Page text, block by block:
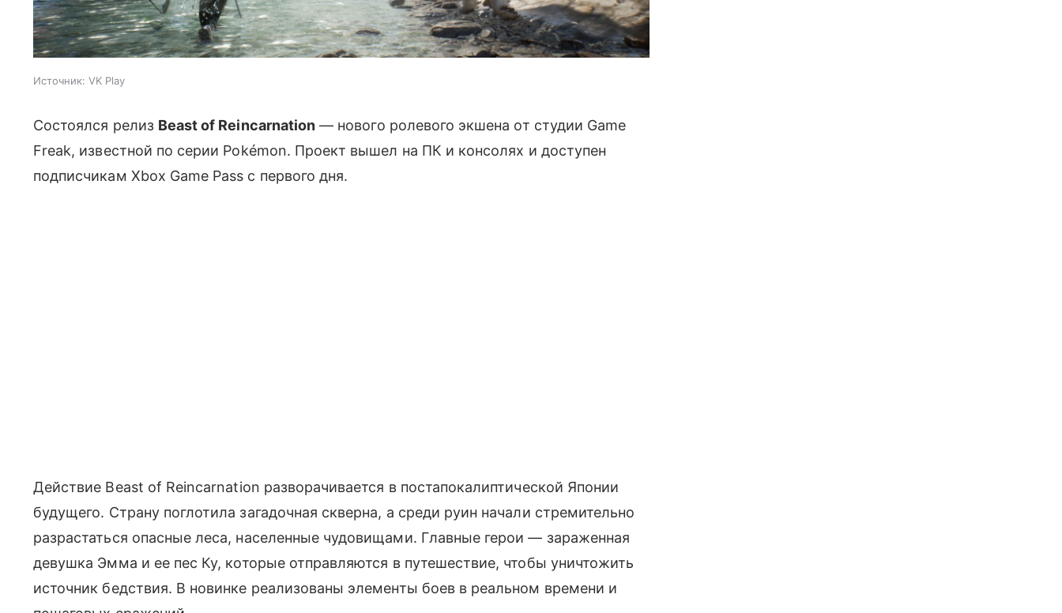
Источник: VK Play
Состоялся релиз Beast of Reincarnation — нового ролевого экшена от студии Game
Freak, известной по серии Pokémon. Проект вышел на ПК и консолях и доступен
подписчикам Xbox Game Pass с первого дня.
Действие Beast of Reincarnation разворачивается в постапокалиптической Японии
будущего. Страну поглотила загадочная скверна, а среди руин начали стремительно
разрастаться опасные леса, населенные чудовищами. Главные герои — зараженная
девушка Эмма и ее пес Ку, которые отправляются в путешествие, чтобы уничтожить
источник бедствия. В новинке реализованы элементы боев в реальном времени и